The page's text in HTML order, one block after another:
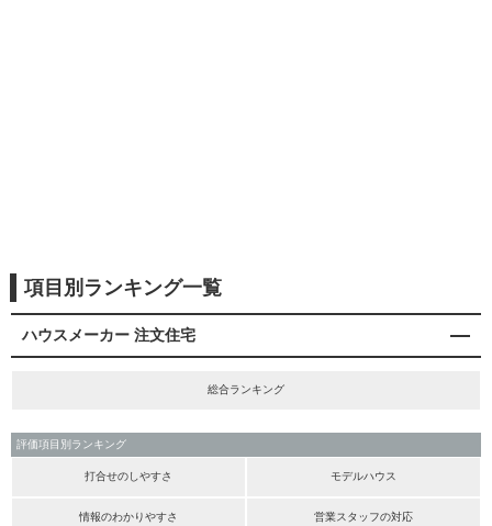
項目別ランキング一覧
ハウスメーカー 注文住宅
総合ランキング
評価項目別ランキング
打合せのしやすさ モデルハウス
情報のわかりやすさ 営業スタッフの対応